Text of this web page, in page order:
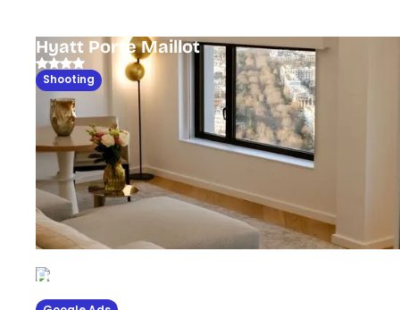
Hyatt Porte Maillot
Shooting
Hotel Bachaumont